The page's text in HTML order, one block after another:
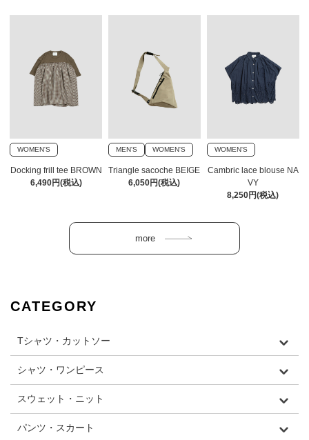
WOMEN'S
Docking frill tee BROWN
6,490円(税込)
MEN'S WOMEN'S
Triangle sacoche BEIGE
6,050円(税込)
WOMEN'S
Cambric lace blouse NA
VY
8,250円(税込)
CATEGORY
Tシャツ・カットソー
シャツ・ワンピース
スウェット・ニット
パンツ・スカート